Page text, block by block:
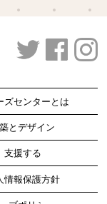
ズセンターとは
とデザイン
支援する
情報保護方針